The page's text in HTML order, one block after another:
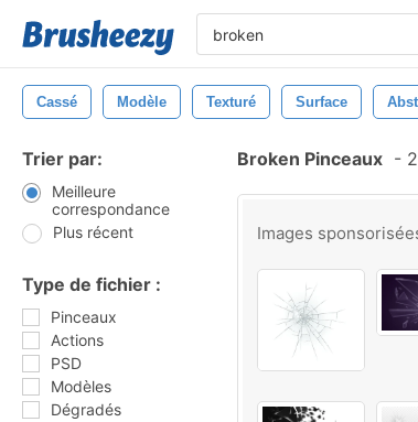
Cassé Modèle Texturé Surface
Trier par:
Meilleure
correspondance
Plus récent
Type de fichier :
Pinceaux
Actions
PSD
Modèles
Dégradés
Broken Pinceaux -
Images